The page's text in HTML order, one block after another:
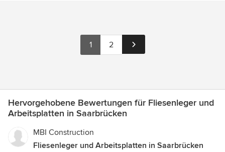
1 2
Hervorgehobene Bewertungen für Fliesenleger und
Arbeitsplatten in Saarbrücken
MBI Construction
Fliesenleger und Arbeitsplatten in Saarbrücken